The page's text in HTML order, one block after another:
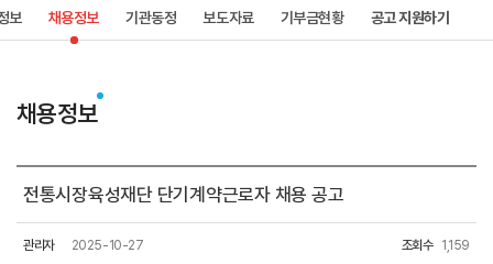
보 채용정보 기관동정 보도자료 기부금현황 공고 지원하기
채용정보
전통시장육성재단 단기계약근로자 채용 공고
관리자 2025-10-27 조회수 1,159